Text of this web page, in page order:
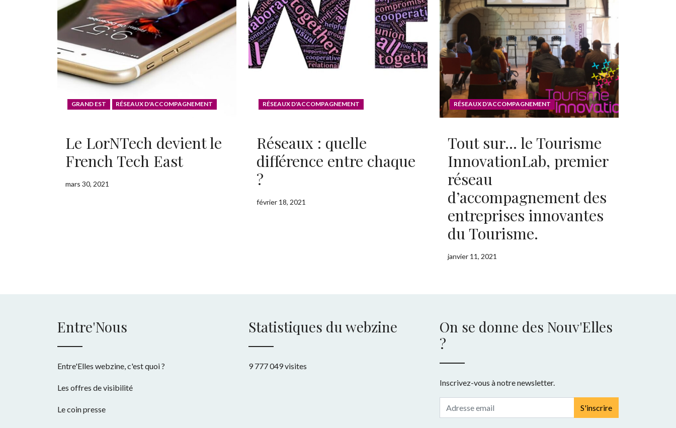
GRAND EST RÉSEAUX D'ACCOMPAGNEMENT
Le LorNTech devient le
French Tech East
mars 30, 2021
RÉSEAUX D'ACCOMPAGNEMENT
Réseaux : quelle
différence entre chaque
?
février 18, 2021
RÉSEAUX D'ACCOMPAGNEMENT
Tout sur… le Tourisme
InnovationLab, premier
réseau
d’accompagnement des
entreprises innovantes
du Tourisme.
janvier 11, 2021
Entre'Nous
Entre'Elles webzine, c'est quoi ?
Les offres de visibilité
Le coin presse
Statistiques du webzine
9 777 049 visites
On se donne des Nouv'Elles
?
Inscrivez-vous à notre newsletter.
S'inscrire